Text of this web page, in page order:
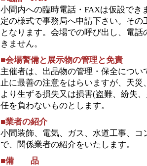
小間内への臨時電話・FAXは仮設でき
定の様式で事務局へ申請下さい。そ
となります。会場での呼び出し、電
きません。
■会場警備と展示物の管理と免責
主催者は、出品物の管理・保全につ
止に最善の注意をはらいますが、天
より生ずる損失又は損害(盗難、紛失
任を負わないものとします。
■業者の紹介
小間装飾、電気、ガス、水道工事、
で、関係業者の紹介をいたします。
■備 品